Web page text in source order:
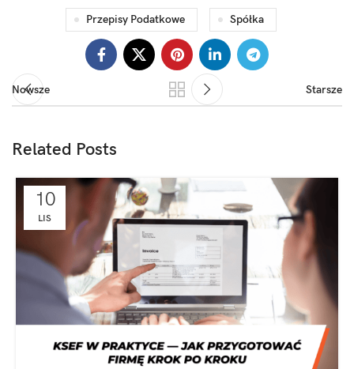
Przepisy Podatkowe Spółka
Nowsze Starsze
Related Posts
10
LIS